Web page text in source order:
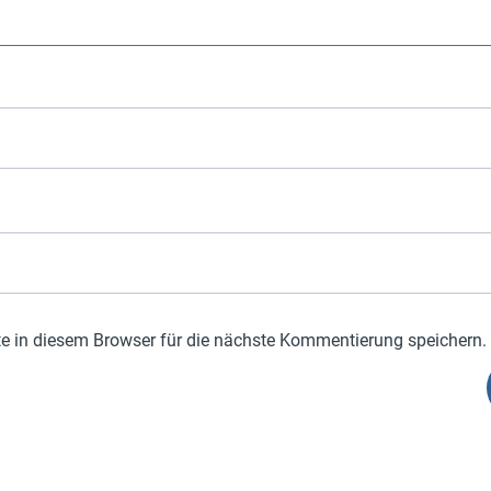
in diesem Browser für die nächste Kommentierung speichern.